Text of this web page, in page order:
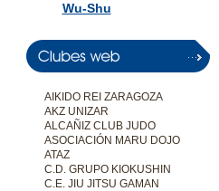
Wu-Shu
AIKIDO REI ZARAGOZA
AKZ UNIZAR
ALCAÑIZ CLUB JUDO
ASOCIACIÓN MARU DOJO
ATAZ
C.D. GRUPO KIOKUSHIN
C.E. JIU JITSU GAMAN